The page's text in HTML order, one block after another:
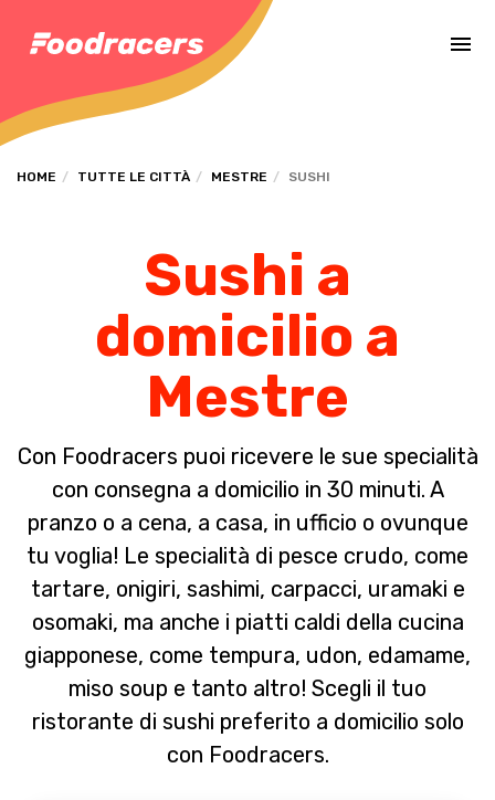
HOME TUTTE LE CITTÀ MESTRE SUSHI
Sushi a
domicilio a
Mestre
Con Foodracers puoi ricevere le sue specialità
con consegna a domicilio in 30 minuti. A
pranzo o a cena, a casa, in ufficio o ovunque
tu voglia! Le specialità di pesce crudo, come
tartare, onigiri, sashimi, carpacci, uramaki e
osomaki, ma anche i piatti caldi della cucina
giapponese, come tempura, udon, edamame,
miso soup e tanto altro! Scegli il tuo
ristorante di sushi preferito a domicilio solo
con Foodracers.